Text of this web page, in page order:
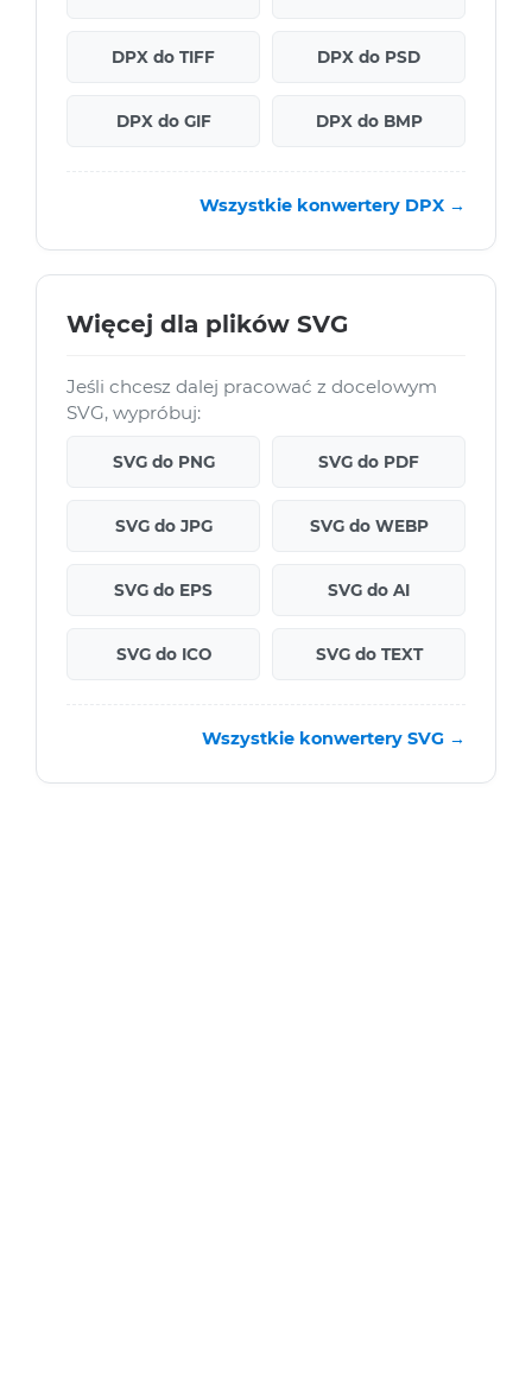
DPX do TIFF DPX do PSD
DPX do GIF DPX do BMP
Wszystkie konwertery DPX →
Więcej dla plików SVG
Jeśli chcesz dalej pracować z docelowym
SVG, wypróbuj:
SVG do PNG SVG do PDF
SVG do JPG SVG do WEBP
SVG do EPS SVG do AI
SVG do ICO SVG do TEXT
Wszystkie konwertery SVG →